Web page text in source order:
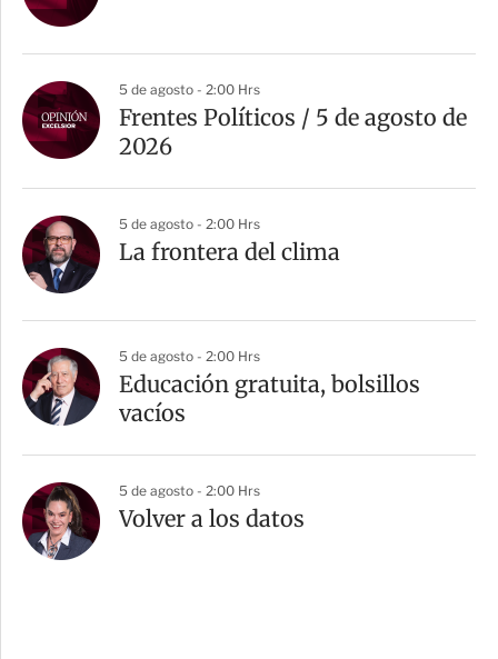
5 de agosto - 2:00 Hrs
Frentes Políticos / 5 de agosto de
2026
5 de agosto - 2:00 Hrs
La frontera del clima
5 de agosto - 2:00 Hrs
Educación gratuita, bolsillos
vacíos
5 de agosto - 2:00 Hrs
Volver a los datos